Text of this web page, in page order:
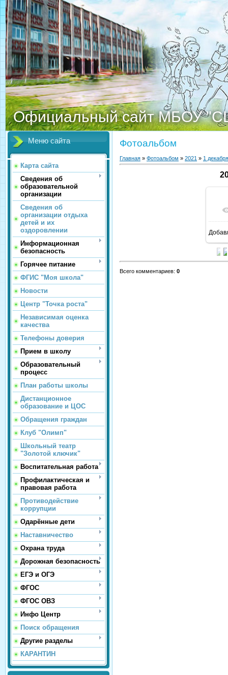
Официальный сайт МБОУ
Меню сайта
Карта сайта
Сведения об
образовательной
организации
Сведения об
организации отдыха
детей и их
оздоровлении
Информационная
безопасность
Горячее питание
ФГИС "Моя школа"
Новости
Центр "Точка роста"
Независимая оценка
качества
Телефоны доверия
Прием в школу
Образовательный
процесс
План работы школы
Дистанционное
образование и ЦОС
Обращения граждан
Клуб "Олимп"
Школьный театр
"Золотой ключик"
Воспитательная работа
Профилактическая и
правовая работа
Противодействие
коррупции
Одарённые дети
Наставничество
Охрана труда
Дорожная безопасность
ЕГЭ и ОГЭ
ФГОС
ФГОС ОВЗ
Инфо Центр
Поиск обращения
Другие разделы
КАРАНТИН
Фотоальбом
Главная » Фотоальбом » 2021 » 1 декабря
Всего комментариев: 0